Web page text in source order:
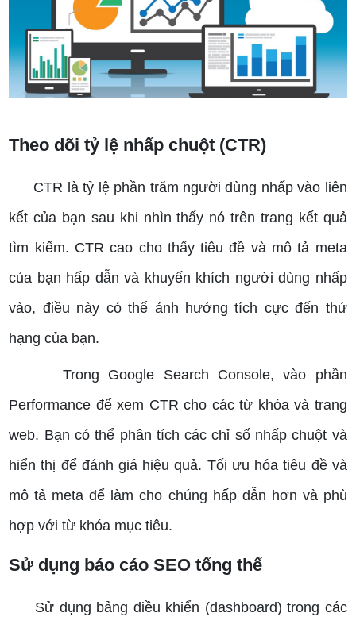
Theo dõi tỷ lệ nhấp chuột (CTR)
CTR là tỷ lệ phần trăm người dùng nhấp vào liên
kết của bạn sau khi nhìn thấy nó trên trang kết quả
tìm kiếm. CTR cao cho thấy tiêu đề và mô tả meta
của bạn hấp dẫn và khuyến khích người dùng nhấp
vào, điều này có thể ảnh hưởng tích cực đến thứ
hạng của bạn.
Trong Google Search Console, vào phần
Performance để xem CTR cho các từ khóa và trang
web. Bạn có thể phân tích các chỉ số nhấp chuột và
hiển thị để đánh giá hiệu quả. Tối ưu hóa tiêu đề và
mô tả meta để làm cho chúng hấp dẫn hơn và phù
hợp với từ khóa mục tiêu.
Sử dụng báo cáo SEO tổng thể
Sử dụng bảng điều khiển (dashboard) trong các